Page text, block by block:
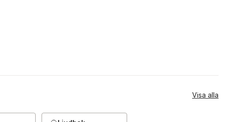
Visa alla